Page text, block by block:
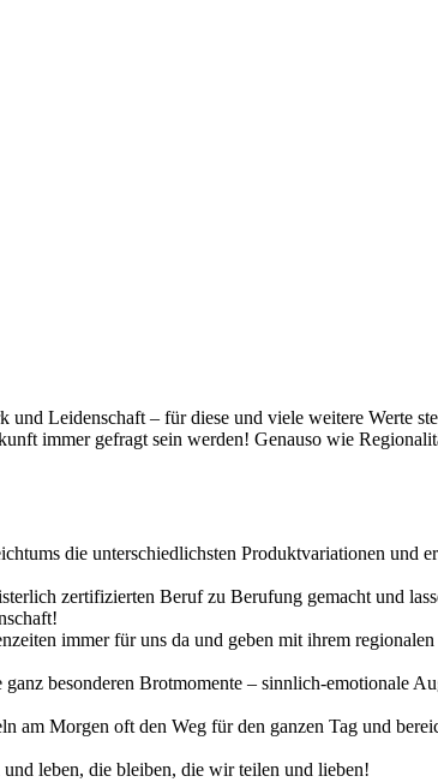
Leidenschaft – für diese und viele weitere Werte
immer gefragt sein werden! Genauso wie
die unterschiedlichsten Produktvariationen und
zertifizierten Beruf zu Berufung gemacht und
immer für uns da und geben mit ihrem
besonderen Brotmomente – sinnlich-emotionale
am Morgen oft den Weg für den ganzen Tag und
leben, die bleiben, die wir teilen und lieben!